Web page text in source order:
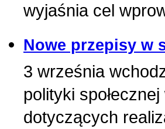
wyjaśnia cel
Nowe przepisy w
3 września
polityki
dotyczących